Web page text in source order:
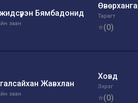
Бямбадонид
заан
Тарагт
⭐(0)
Жавхлан
заан
Ховд
Зэрэг
⭐(0)